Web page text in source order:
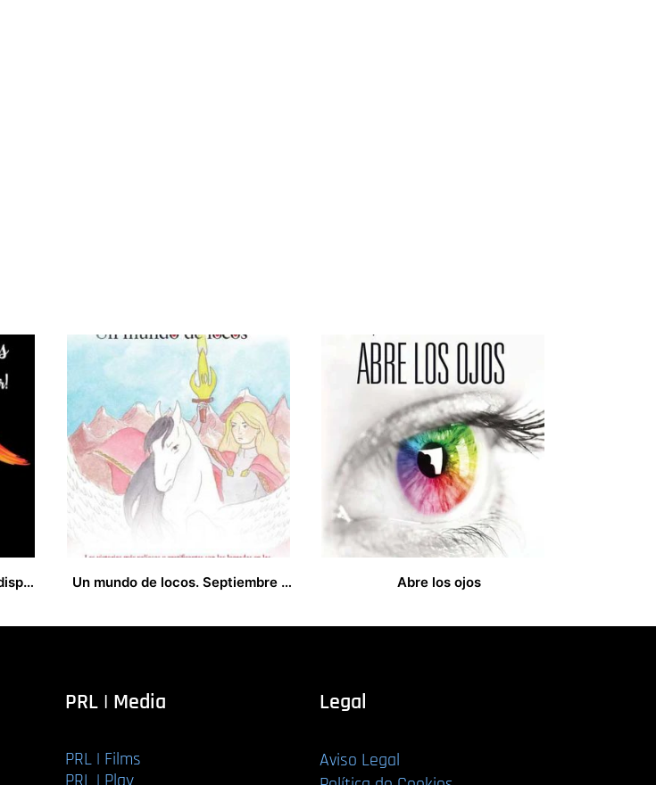
Pequeñas verdades. ¡Estás dispuesto a escuchar! Un mundo de locos. Septiembre 2015 al Junio 2019 Abre los ojos
PRL | Media
PRL | Films
Legal
Aviso Legal